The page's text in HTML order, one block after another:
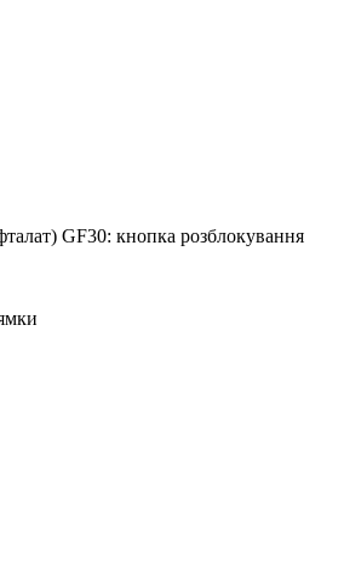
GF30: кнопка розблокування